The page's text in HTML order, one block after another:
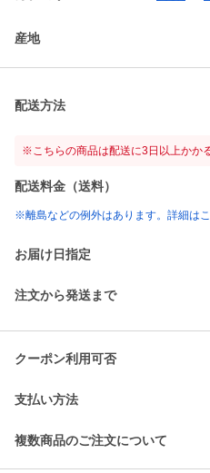
産地
配送方法
※こちらの商品は配送に3日以上かか
配送料金（送料）
※離島などの例外はあります。詳細は
お届け日指定
注文から発送まで
クーポン利用可否
支払い方法
複数商品のご注文について